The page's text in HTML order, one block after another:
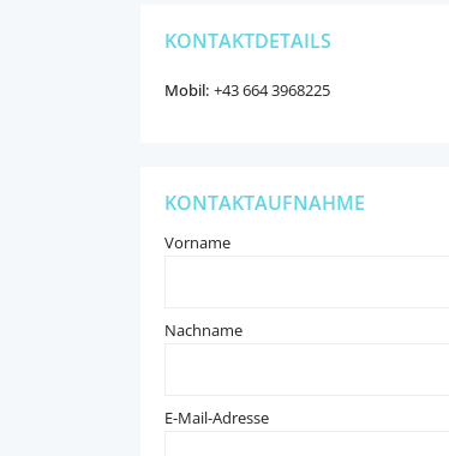
KONTAKTDETAILS
Mobil: +43 664 3968225
KONTAKTAUFNAHME
Vorname
Nachname
E-Mail-Adresse